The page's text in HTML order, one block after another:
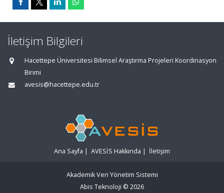
İletişim Bilgileri
Hacettepe Üniversitesi Bilimsel Araştırma Projeleri Koordinasyon
Birimi
avesis@hacettepe.edu.tr
Ana Sayfa | AVESİS Hakkında | İletişim
Akademik Veri Yönetim Sistemi
Abis Teknoloji © 2026